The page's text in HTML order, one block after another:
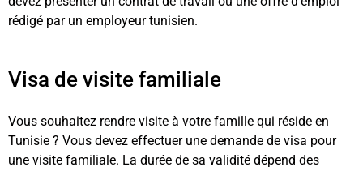
rédigé par un employeur tunisien.
Visa de visite familiale
Vous souhaitez rendre visite à votre famille qui réside en
Tunisie ? Vous devez effectuer une demande de visa pour
une visite familiale. La durée de sa validité dépend des